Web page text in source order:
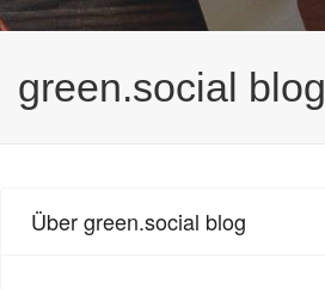
green.social blog
Über green.social blog